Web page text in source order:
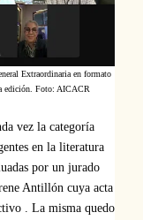
Extraordinaria en formato
edición. Foto: AICACR
vez la categoría
en la literatura
por un jurado
Antillón cuya acta
. La misma quedo